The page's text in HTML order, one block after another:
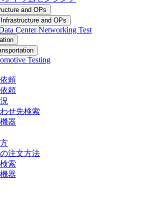
and OPs
and OPs
Center Networking Test
Testing
頼
頼
せ先検索
器
注文方法
索
器